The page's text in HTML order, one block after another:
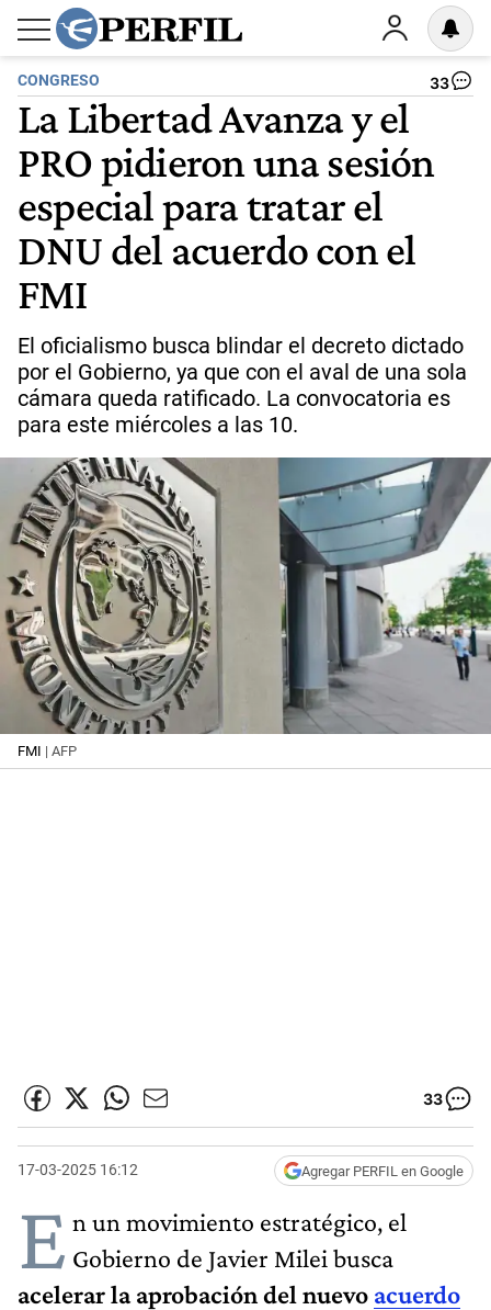
CONGRESO 33
La Libertad Avanza y el
PRO pidieron una sesión
especial para tratar el
DNU del acuerdo con el
FMI
El oficialismo busca blindar el decreto dictado
por el Gobierno, ya que con el aval de una sola
cámara queda ratificado. La convocatoria es
para este miércoles a las 10.
FMI | AFP
33
17-03-2025 16:12 Agregar PERFIL en Google
E n un movimiento estratégico, el
Gobierno de Javier Milei busca
acelerar la aprobación del nuevo acuerdo